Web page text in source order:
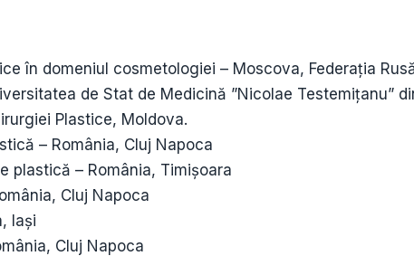
în domeniul cosmetologiei – Moscova, Federația
de Stat de Medicină ”Nicolae Testemițanu”
Plastice, Moldova.
– România, Cluj Napoca
plastică – România, Timișoara
Cluj Napoca
Iași
Cluj Napoca